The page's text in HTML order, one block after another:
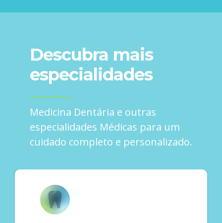
Descubra mais
especialidades
Medicina Dentária e outras
especialidades Médicas para um
cuidado completo e personalizado.